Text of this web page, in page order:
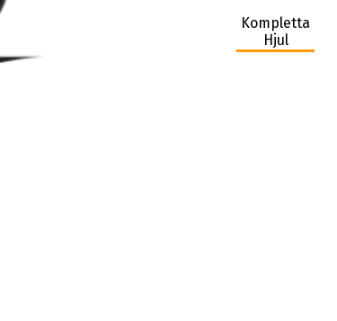
Kompletta
Hjul